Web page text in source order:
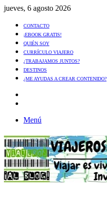
jueves, 6 agosto 2026
CONTACTO
¡EBOOK GRATIS!
QUIÉN SOY
CURRÍCULO VIAJERO
¿TRABAJAMOS JUNTOS?
DESTINOS
¿ME AYUDAS A CREAR CONTENIDO?
Menú